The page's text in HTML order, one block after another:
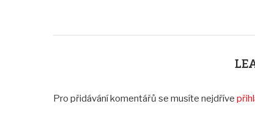
Pro přidávání komentářů se musíte nejdříve